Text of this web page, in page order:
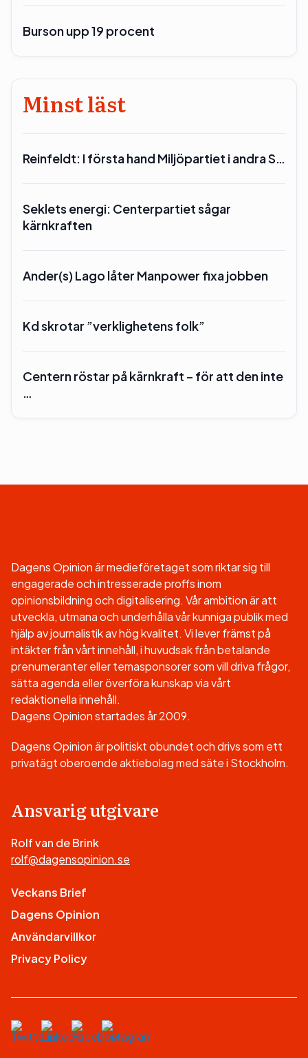
Burson upp 19 procent
Minst läst
Reinfeldt: I första hand Miljöpartiet i andra S…
Seklets energi: Centerpartiet sågar
kärnkraften
Ander(s) Lago låter Manpower fixa jobben
Kd skrotar ”verklighetens folk”
Centern röstar på kärnkraft – för att den inte
…
Dagens Opinion är medieföretaget som riktar sig till
engagerade och intresserade proffs inom
opinionsbildning och digitalisering. Vår ambition är att
utveckla, utmana och underhålla vår kunniga publik med
hjälp av journalistik av hög kvalitet. Vi lever främst på
intäkter från vårt innehåll, i huvudsak från betalande
prenumeranter eller temasponsorer som vill driva frågor,
sätta agenda eller överföra kunskap via vårt
redaktionella innehåll.
Dagens Opinion startades år 2009.
Dagens Opinion är politiskt obundet och drivs som ett
privatägt oberoende aktiebolag med säte i Stockholm.
Ansvarig utgivare
Rolf van de Brink
rolf@dagensopinion.se
Veckans Brief
Dagens Opinion
Användarvillkor
Privacy Policy